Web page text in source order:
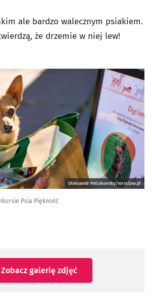
ale bardzo walecznym psiakiem.
że drzemie w niej lew!
Oleksandr Poliakovsky/wroclaw.pl
Psia Piękność
Zobacz galerię zdjęć